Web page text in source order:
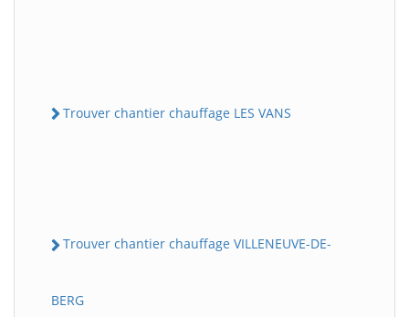
Trouver chantier chauffage LES VANS
Trouver chantier chauffage VILLENEUVE-DE-
BERG